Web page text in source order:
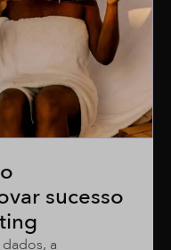
sucesso
a